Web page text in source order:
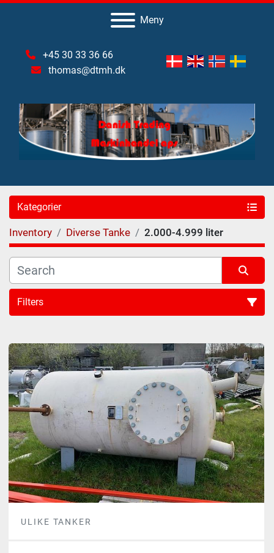
Meny
+45 30 33 36 66
thomas@dtmh.dk
Kategorier
Inventory Diverse Tanke 2.000-4.999 liter
Filters
ULIKE TANKER